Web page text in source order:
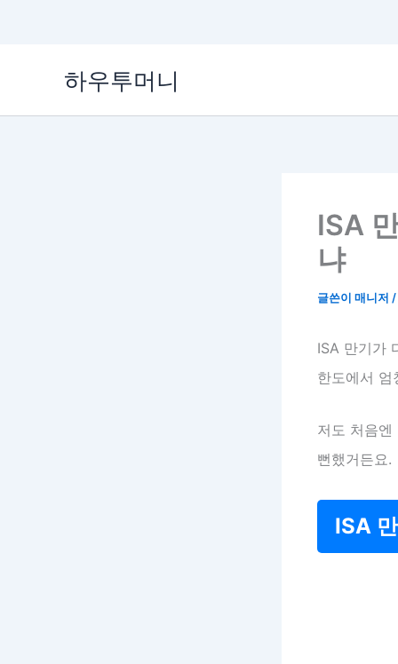
하우투머니
ISA
냐
글쓴이 매니저 /
ISA 만기가
한도에서 엄
저도 처음
뻔했거든요.
ISA